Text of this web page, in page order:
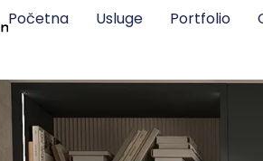
Početna Usluge Portfolio